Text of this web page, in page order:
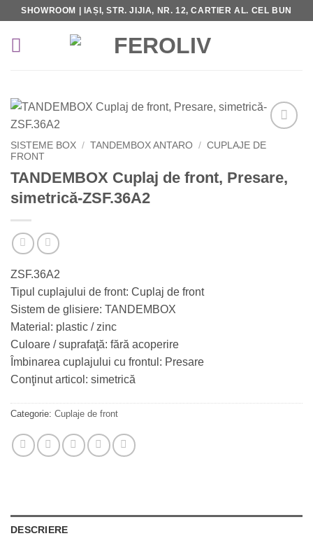
Skip
content
SHOWROOM | IAȘI, STR. JIJIA, NR. 12, CARTIER AL. CEL BUN
Add to
SISTEME BOX / TANDEMBOX ANTARO / CUPLAJE DE
FRONT
TANDEMBOX Cuplaj de front, Presare,
simetrică-ZSF.36A2
ZSF.36A2
Tipul cuplajului de front: Cuplaj de front
Sistem de glisiere: TANDEMBOX
Material: plastic / zinc
Culoare / suprafaţă: fără acoperire
Îmbinarea cuplajului cu frontul: Presare
Conţinut articol: simetrică
Categorie: Cuplaje de front
DESCRIERE